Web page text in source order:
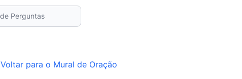
Voltar para o Mural de Oração